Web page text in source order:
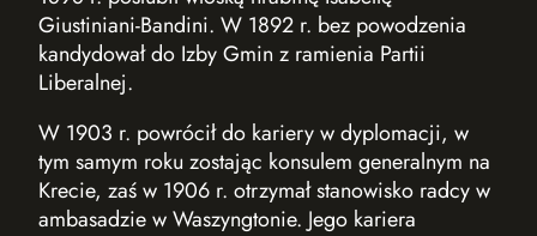
Giustiniani-Bandini. W 1892 r. bez powodzenia
kandydował do Izby Gmin z ramienia Partii
Liberalnej.
W 1903 r. powrócił do kariery w dyplomacji, w
tym samym roku zo­stając konsulem generalnym na
Krecie, zaś w 1906 r. otrzymał stanowisko radcy w
ambasadzie w Waszyngtonie. Jego kariera